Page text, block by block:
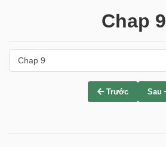
Chap 9
Trước Sau